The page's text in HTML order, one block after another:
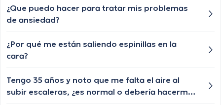
¿Que puedo hacer para tratar mis problemas
de ansiedad?
¿Por qué me están saliendo espinillas en la
cara?
Tengo 35 años y noto que me falta el aire al
subir escaleras, ¿es normal o debería hacerme